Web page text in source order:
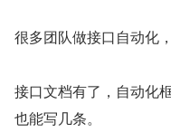
很多团队做接口自动化
接口文档有了，自动化
也能写几条。